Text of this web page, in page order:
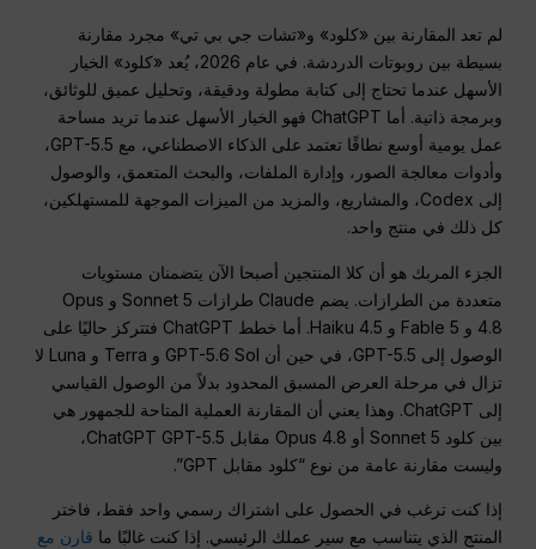
لم تعد المقارنة بين «كلود» و«تشات جي بي تي» مجرد مقارنة
بسيطة بين روبوتات الدردشة. في عام 2026، يُعد «كلود» الخيار
الأسهل عندما تحتاج إلى كتابة مطولة ودقيقة، وتحليل عميق للوثائق،
وبرمجة ذاتية. أما ChatGPT فهو الخيار الأسهل عندما تريد مساحة
عمل يومية أوسع نطاقًا تعتمد على الذكاء الاصطناعي، مع GPT-5.5،
وأدوات معالجة الصور، وإدارة الملفات، والبحث المتعمق، والوصول
إلى Codex، والمشاريع، والمزيد من الميزات الموجهة للمستهلكين،
كل ذلك في منتج واحد.
الجزء المربك هو أن كلا المنتجين أصبحا الآن يتضمنان مستويات
متعددة من الطرازات. يضم Claude طرازات Sonnet 5 و Opus
4.8 و Fable 5 و Haiku 4.5. أما خطط ChatGPT فتتركز حاليًا على
الوصول إلى GPT-5.5، في حين أن GPT-5.6 Sol و Terra و Luna لا
تزال في مرحلة العرض المسبق المحدود بدلاً من الوصول القياسي
إلى ChatGPT. وهذا يعني أن المقارنة العملية المتاحة للجمهور هي
بين كلود Sonnet 5 أو Opus 4.8 مقابل ChatGPT GPT-5.5،
وليست مقارنة عامة من نوع “كلود مقابل GPT”.
إذا كنت ترغب في الحصول على اشتراك رسمي واحد فقط، فاختر
المنتج الذي يتناسب مع سير عملك الرئيسي. إذا كنت غالبًا ما قارن مع